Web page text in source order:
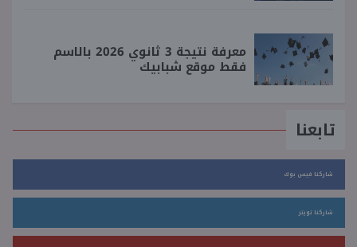
معرفة نتيجة 3 ثانوي 2026 بالاسم
فقط موقع شبابيك
تابعنا
شاركنا فيس بوك
شاركنا تويتر